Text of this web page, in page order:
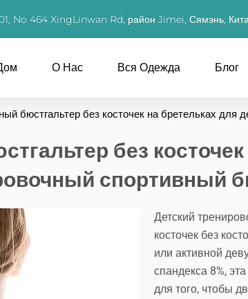
No 464 XingLinwan Rd, район Jimei, Сямэнь,
О Нас Вся Одежда Блог
бюстгальтер без косточек на бретельках для
без
спортивный
Детский
косточек без
или активной
спандекса 8%,
для того, чтобы